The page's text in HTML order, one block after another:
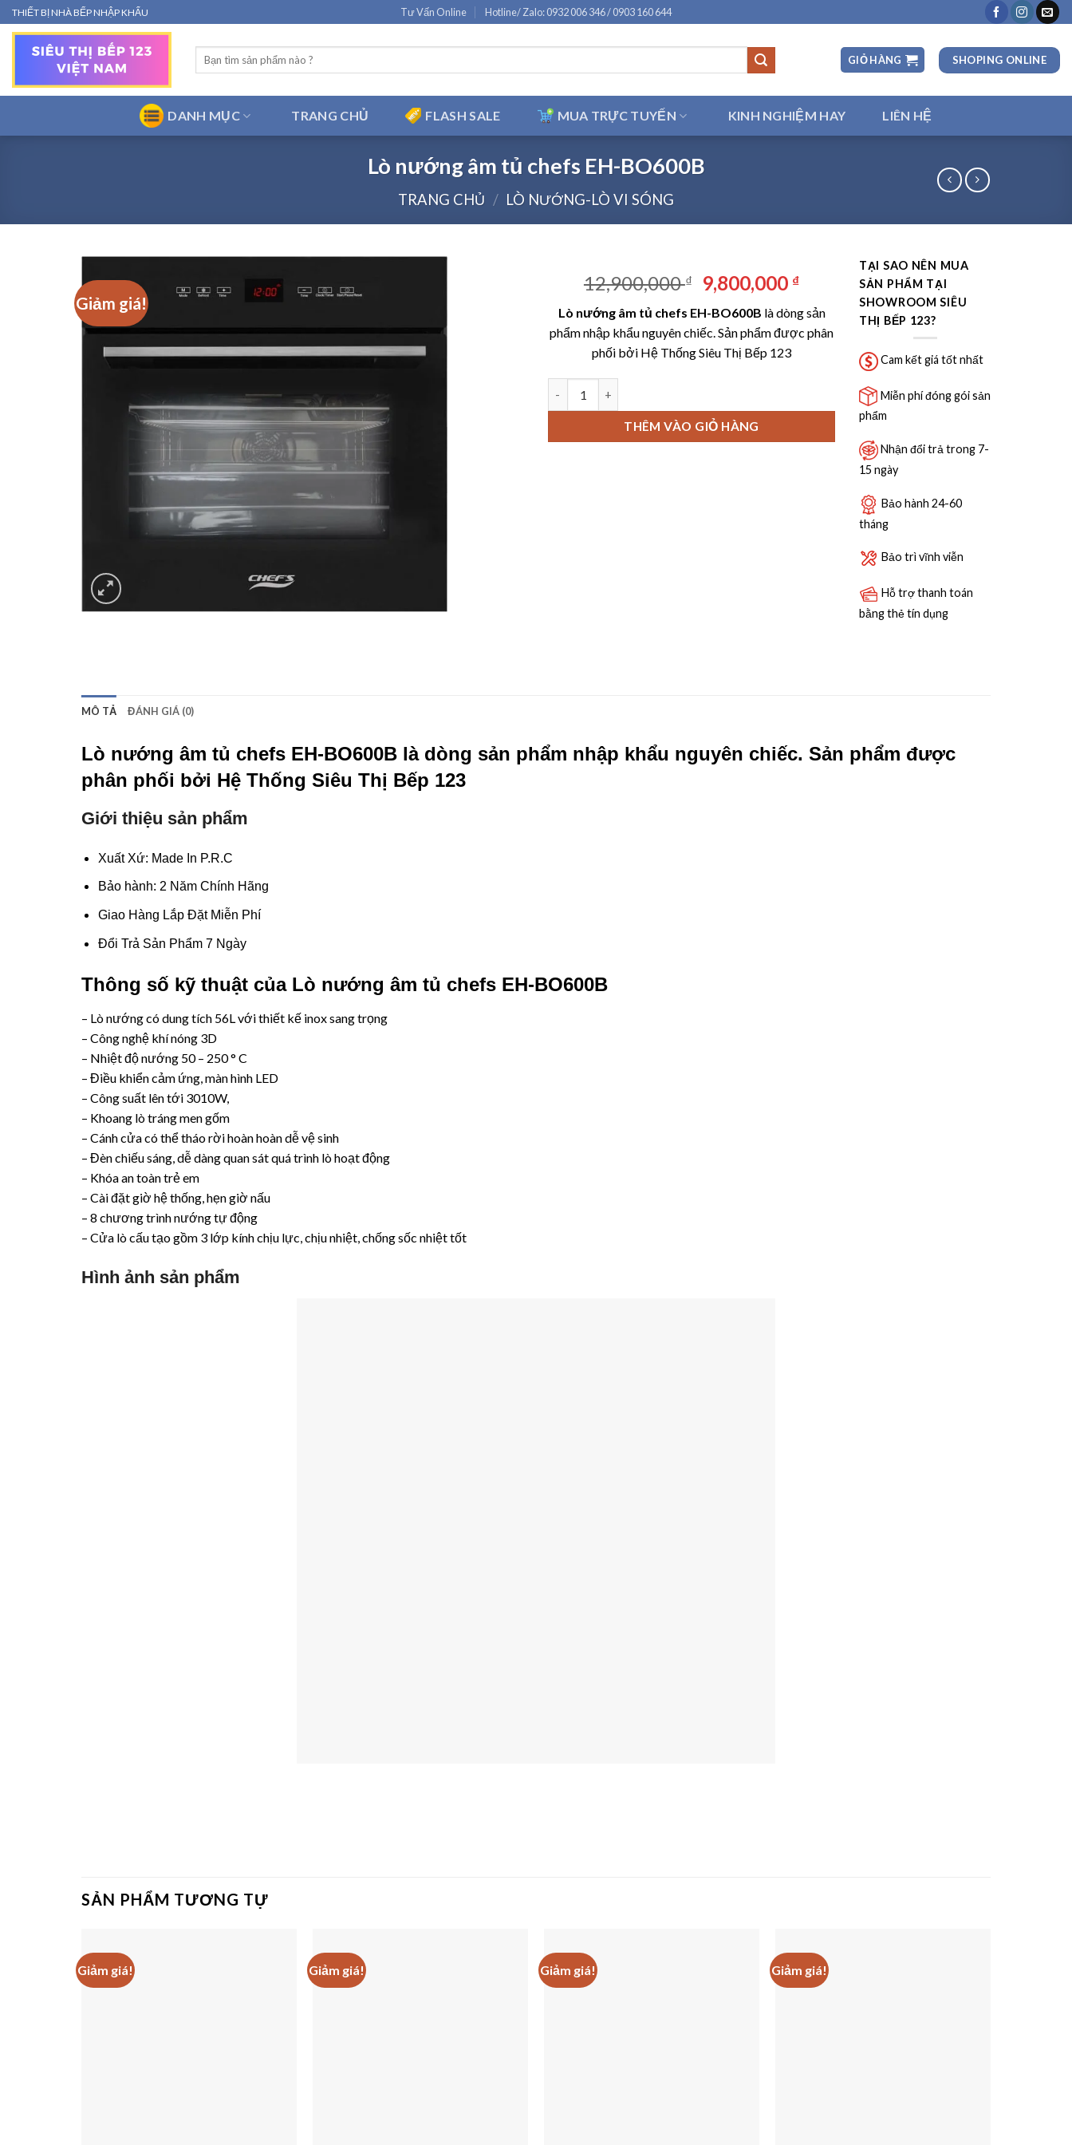
Bỏ
qua
THIẾT BỊ NHÀ BẾP NHẬP KHẨU Tư Vấn Online Hotline/ Zalo: 0932 006 346 / 0903 160 644
Tìm
kiếm:
GIỎ HÀNG SHOPING ONLINE
DANH MỤC TRANG CHỦ FLASH SALE MUA TRỰC TUYẾN KINH NGHIỆM HAY LIÊN HỆ
Lò nướng âm tủ chefs EH-BO600B
TRANG CHỦ / LÒ NƯỚNG-LÒ VI SÓNG
Giảm giá!
12,900,000₫
Giá
gốc
là:
12,900,000 ₫.
9,800,000 ₫Giá
tại
là:
9,800,000 ₫.
Lò nướng âm tủ chefs EH-BO600B là dòng sản
phẩm nhập khẩu nguyên chiếc. Sản phẩm được phân
phối bởi Hệ Thống Siêu Thị Bếp 123
THÊM VÀO GIỎ HÀNG
TẠI SAO NÊN MUA
SẢN PHẨM TẠI
SHOWROOM SIÊU
THỊ BẾP 123?
Cam kết giá tốt nhất
Miễn phí đóng gói sản
phẩm
Nhận đổi trả trong 7-
15 ngày
Bảo hành 24-60
tháng
Bảo trì vĩnh viễn
Hỗ trợ thanh toán
bằng thẻ tín dụng
MÔ TẢ ĐÁNH GIÁ (0)
Lò nướng âm tủ chefs EH-BO600B là dòng sản phẩm nhập khẩu nguyên chiếc. Sản phẩm được
phân phối bởi Hệ Thống Siêu Thị Bếp 123
Giới thiệu sản phẩm
Xuất Xứ: Made In P.R.C
Bảo hành: 2 Năm Chính Hãng
Giao Hàng Lắp Đặt Miễn Phí
Đổi Trả Sản Phẩm 7 Ngày
Thông số kỹ thuật của Lò nướng âm tủ chefs EH-BO600B
– Lò nướng có dung tích 56L với thiết kế inox sang trọng
– Công nghệ khí nóng 3D
– Nhiệt độ nướng 50 – 250 ° C
– Điều khiển cảm ứng, màn hình LED
– Công suất lên tới 3010W,
– Khoang lò tráng men gốm
– Cánh cửa có thể tháo rời hoàn hoàn dễ vệ sinh
– Đèn chiếu sáng, dễ dàng quan sát quá trình lò hoạt động
– Khóa an toàn trẻ em
– Cài đặt giờ hệ thống, hẹn giờ nấu
– 8 chương trình nướng tự động
– Cửa lò cấu tạo gồm 3 lớp kính chịu lực, chịu nhiệt, chống sốc nhiệt tốt
Hình ảnh sản phẩm
SẢN PHẨM TƯƠNG TỰ
Giảm giá! Giảm giá! Giảm giá! Giảm giá!